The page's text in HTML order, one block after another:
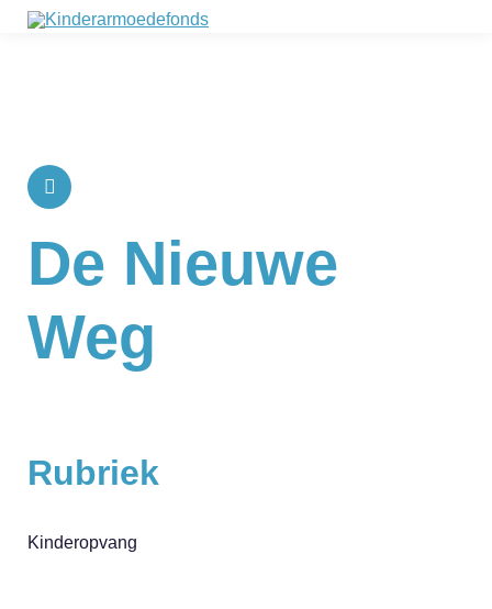
De Nieuwe
Weg
Rubriek
Kinderopvang